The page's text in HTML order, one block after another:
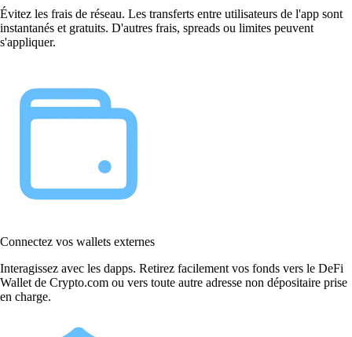
Évitez les frais de réseau. Les transferts entre utilisateurs de l'app sont
instantanés et gratuits. D'autres frais, spreads ou limites peuvent
s'appliquer.
Connectez vos wallets externes
Interagissez avec les dapps. Retirez facilement vos fonds vers le DeFi
Wallet de Crypto.com ou vers toute autre adresse non dépositaire prise
en charge.